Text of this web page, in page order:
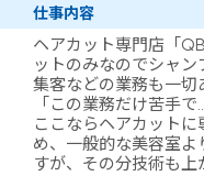
仕事内容
ヘアカット専門店「
ットのみなのでシャン
集客などの業務も一切
「この業務だけ苦手
ここならヘアカット
め、一般的な美容室
すが、その分技術も上